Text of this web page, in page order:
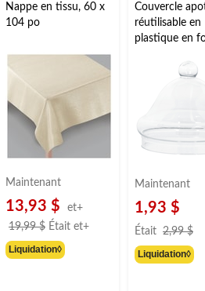
ouvrira
de
soumission.
ouvrira
de
soumission.
ouvrira
formulaire
soumission.
Nappe en tissu, 60 x
104 po
Maintenant
13,93 $
et+
19,99 $ Était et+prix
Liquidation◊
Couvercle
réutilisable en
plastique en
po, pour fête
Maintenant
1,93 $
Était 2,99 $
Liquidation◊